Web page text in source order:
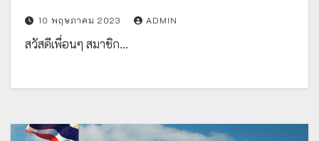
10 พฤษภาคม 2023 ADMIN
สวัสดีเพื่อนๆ สมาชิก…